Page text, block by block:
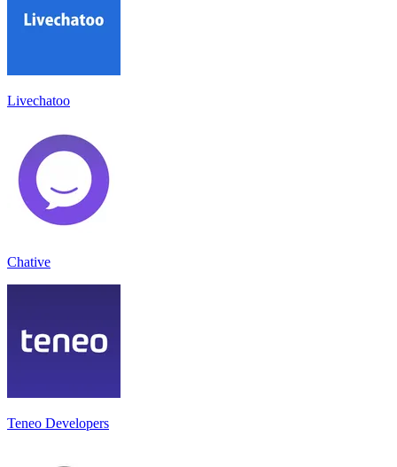
Livechatoo
Chative
Teneo Developers